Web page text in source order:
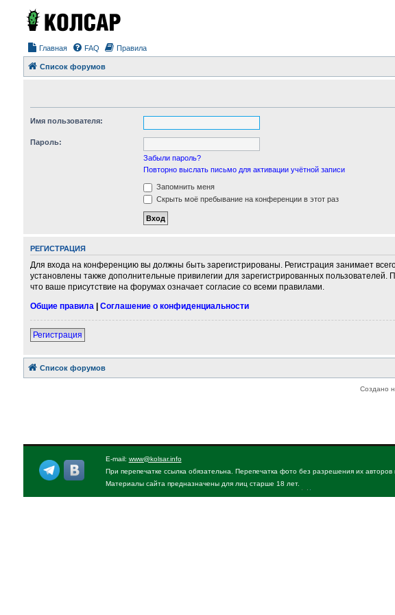
Главная FAQ Правила
Список форумов
Имя пользователя:
Пароль:
Забыли пароль?
Повторно выслать письмо для активации учётной записи
Запомнить меня
Скрыть моё пребывание на конференции в этот раз
РЕГИСТРАЦИЯ
Для входа на конференцию вы должны быть зарегистрированы. Регистрация занимает
установлены также дополнительные привилегии для зарегистрированных
что ваше присутствие на форумах означает согласие со всеми правилами.
Общие правила | Соглашение о конфиденциальности
Регистрация
Список форумов
Создано
E-mail: www@kolsar.info
При перепечатке ссылка обязательна. Перепечатка фото без разрешения их авторов
Материалы сайта предназначены для лиц старше 18 лет.